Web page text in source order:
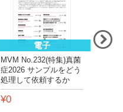
電子
MVM No.232(特集)真菌
症2026 サンプルをどう
処理して依頼するか
¥0